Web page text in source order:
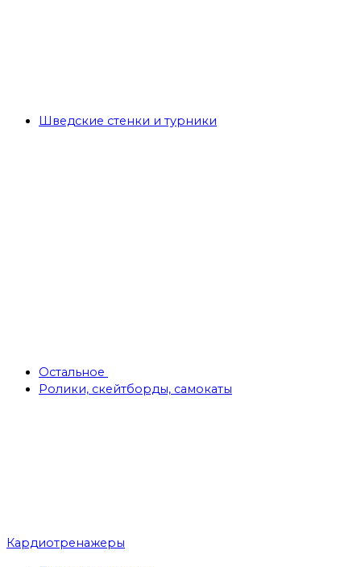
Шведские стенки и турники
Остальное
Ролики, скейтборды, самокаты
Кардиотренажеры